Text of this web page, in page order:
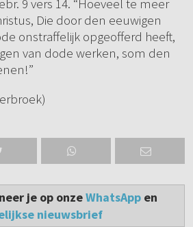
9 vers 14. “Hoeveel te meer
Die door den eeuwigen
onstraffelijk opgeofferd heeft,
van dode werken, som den
je op onzeWhatsAppen
nieuwsbrief